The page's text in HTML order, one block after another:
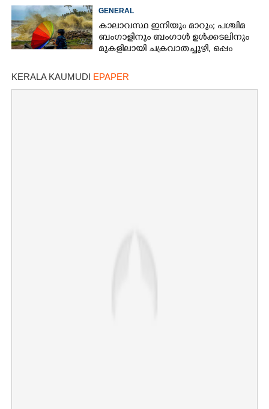
GENERAL
കാലാവസ്ഥ ഇനിയും മാറും; പശ്ചിമ
ബംഗാളിനും ബംഗാൾ ഉൾക്കടലിനും
മുകളിലായി ചക്രവാതച്ചുഴി, ഒപ്പം
KERALA KAUMUDI EPAPER